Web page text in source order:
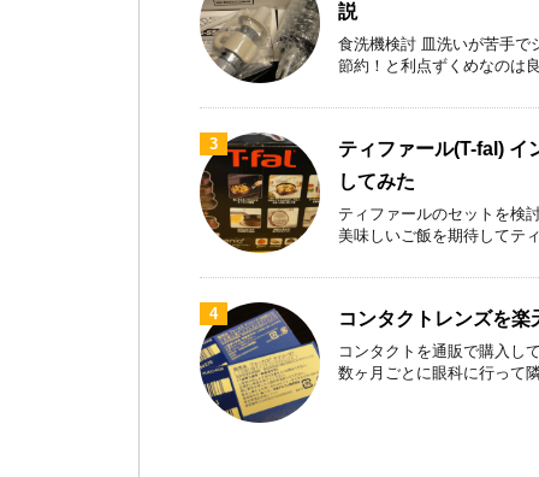
説
食洗機検討 皿洗いが苦手で
節約！と利点ずくめなのは
3
ティファール(T-fal) イ
してみた
ティファールのセットを検
美味しいご飯を期待してテ
4 コンタクトレンズを楽
コンタクトを通販で購入し
数ヶ月ごとに眼科に行って